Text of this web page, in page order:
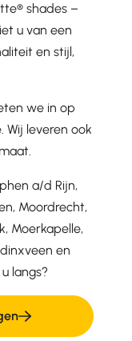
shades –
u van een
en stijl,
we in op
Wij leveren ook
a/d Rijn,
Moordrecht,
Moerkapelle,
en
langs?